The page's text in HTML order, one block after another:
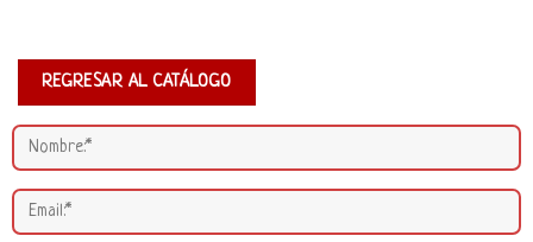
REGRESAR AL CATÁLOGO